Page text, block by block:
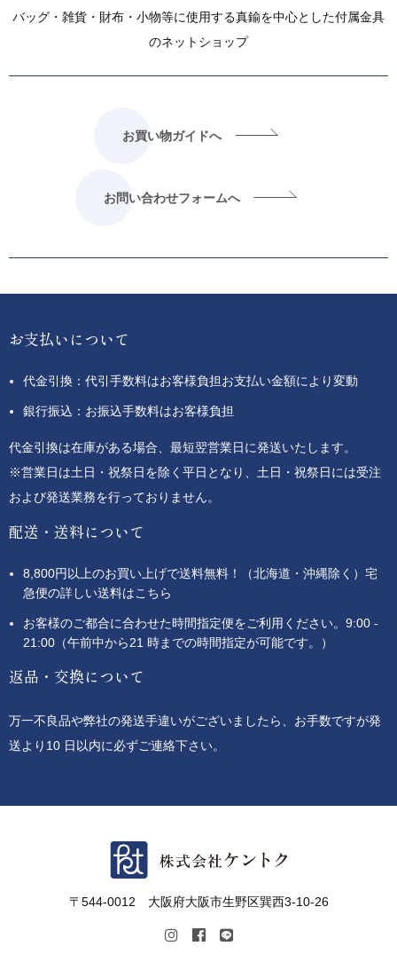
バッグ・雑貨・財布・小物等に使用する真鍮を中心とした付属金具
のネットショップ
お買い物ガイドへ
お問い合わせフォームへ
お支払いについて
代金引換：代引手数料はお客様負担お支払い金額により変動
銀行振込：お振込手数料はお客様負担
代金引換は在庫がある場合、最短翌営業日に発送いたします。
※営業日は土日・祝祭日を除く平日となり、土日・祝祭日には受注
および発送業務を行っておりません。
配送・送料について
8,800円以上のお買い上げで送料無料！（北海道・沖縄除く）宅
急便の詳しい送料はこちら
お客様のご都合に合わせた時間指定便をご利用ください。9:00 -
21:00（午前中から21 時までの時間指定が可能です。）
返品・交換について
万一不良品や弊社の発送手違いがございましたら、お手数ですが発
送より10 日以内に必ずご連絡下さい。
〒544-0012 大阪府大阪市生野区巽西3-10-26